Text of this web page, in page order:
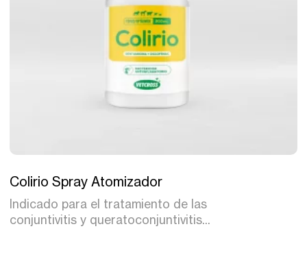
Tratamiento
Colirio Spray Atomizador
Indicado para el tratamiento de las
conjuntivitis y queratoconjuntivitis...